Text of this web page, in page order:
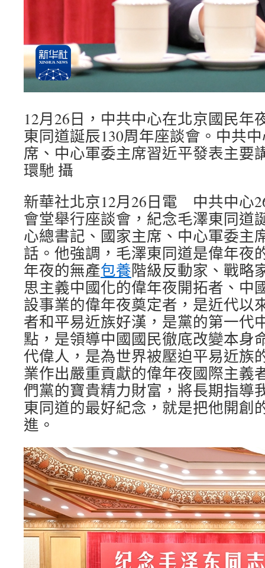
12月26日，中共中心在北京國民年
東同道誕辰130周年座談會。中共
席、中心軍委主席習近平發表主要
環馳 攝
新華社北京12月26日電 中共中心
會堂舉行座談會，紀念毛澤東同道
心總書記、國家主席、中心軍委主
話。他強調，毛澤東同道是偉年夜
年夜的無產包養階級反動家、戰略
思主義中國化的偉年夜開拓者、中
設事業的偉年夜奠定者，是近代以
者和平易近族好漢，是黨的第一代
點，是領導中國國民徹底改變本身
代偉人，是為世界被壓迫平易近族
業作出嚴重貢獻的偉年夜國際主義
們黨的寶貴精力財富，將長期指導
東同道的最好紀念，就是把他開創
進。